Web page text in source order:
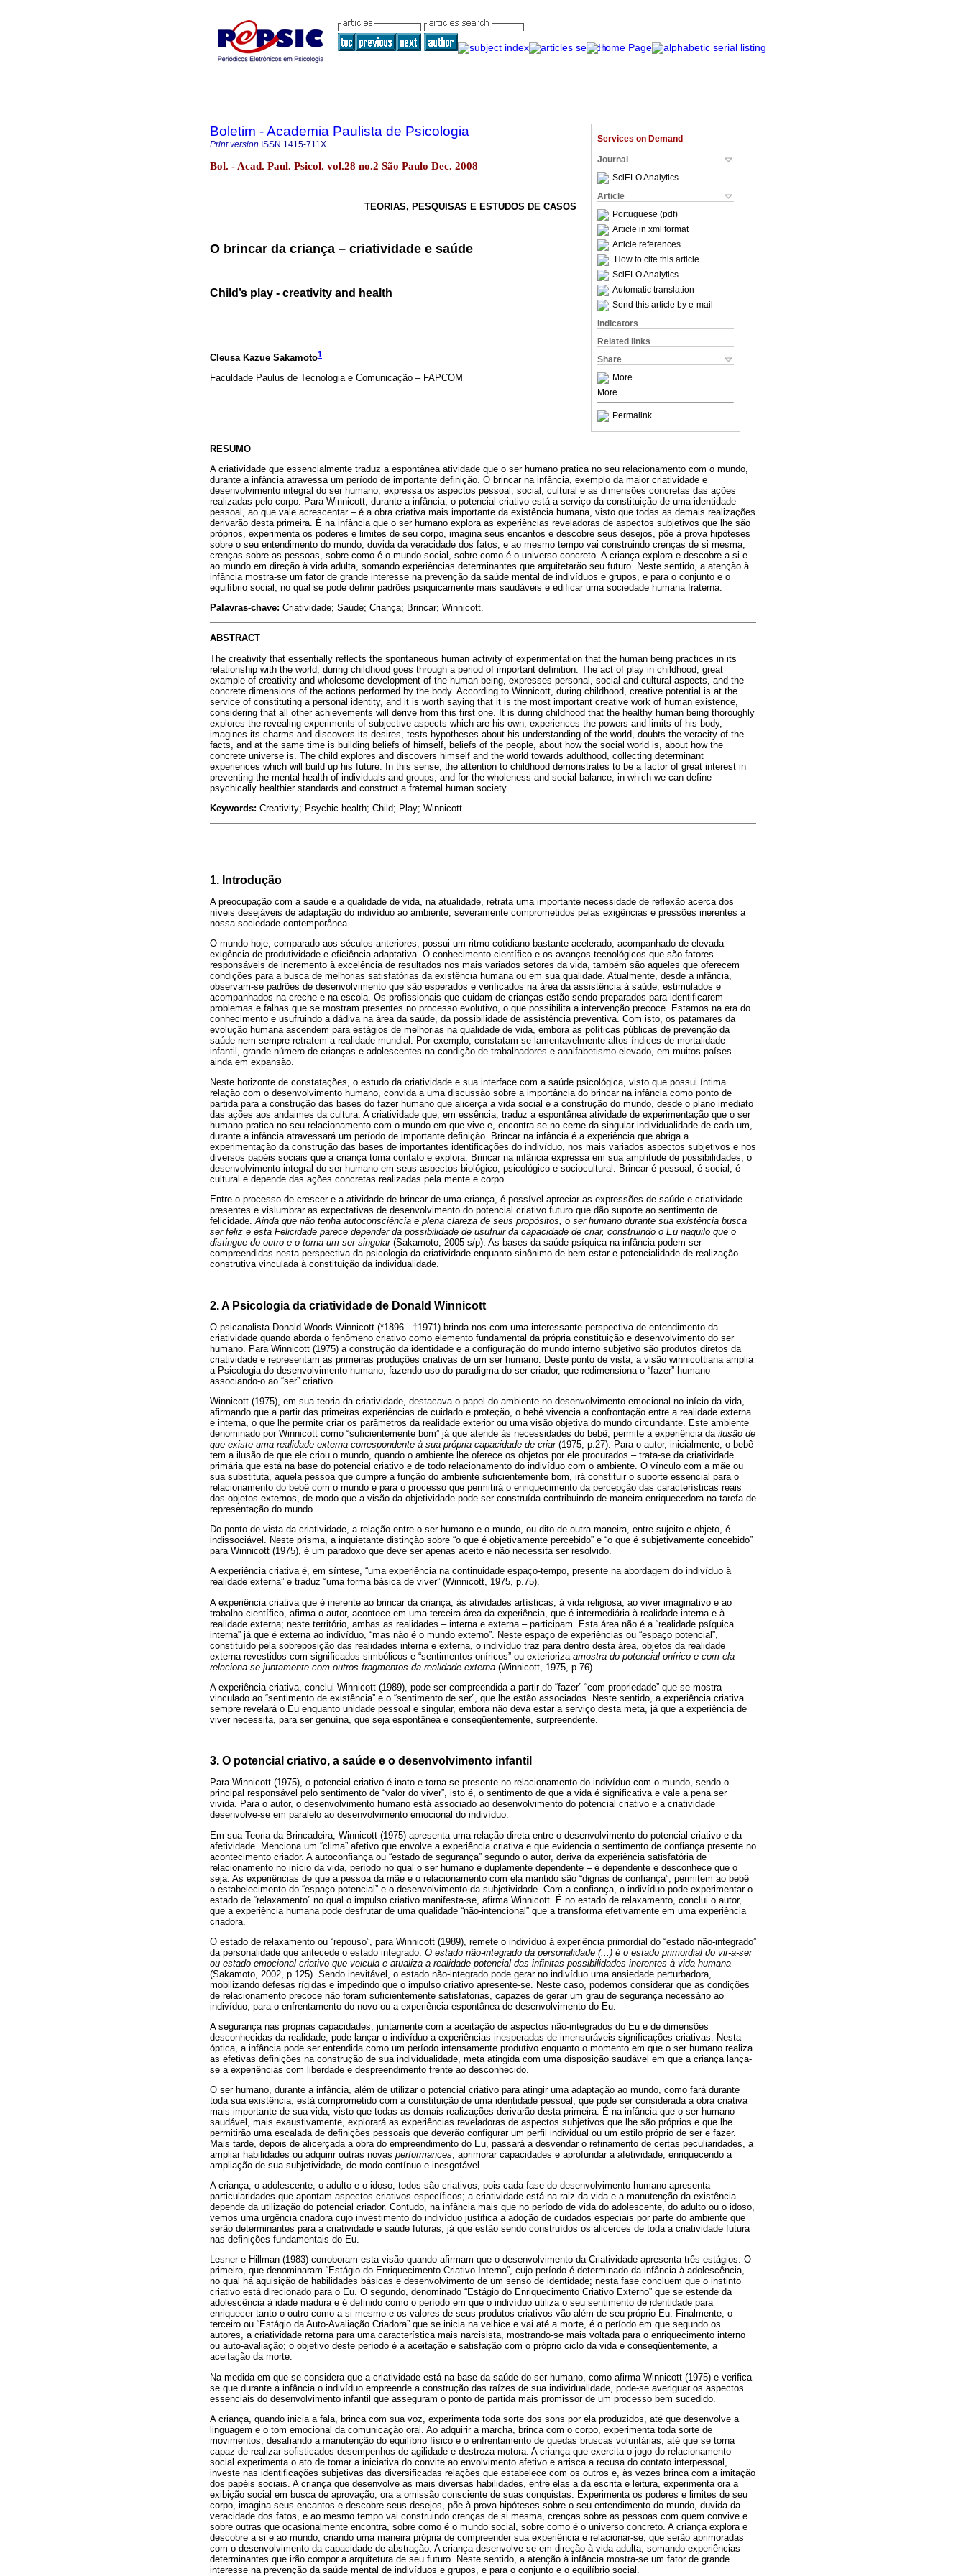
Services on Demand
Journal
SciELO Analytics
Article
Portuguese (pdf)
Article in xml format
Article references
How to cite this article
SciELO Analytics
Automatic translation
Send this article by e-mail
Indicators
Related links
Share
More
More
Permalink
Boletim - Academia Paulista de Psicologia
Print version ISSN 1415-711X
Bol. - Acad. Paul. Psicol. vol.28 no.2 São Paulo Dec. 2008
TEORIAS, PESQUISAS E ESTUDOS DE CASOS
O brincar da criança – criatividade e saúde
Child’s play - creativity and health
Cleusa Kazue Sakamoto1
Faculdade Paulus de Tecnologia e Comunicação – FAPCOM
RESUMO
A criatividade que essencialmente traduz a espontânea atividade que o ser humano pratica no seu relacionamento com o mundo,
durante a infância atravessa um período de importante definição. O brincar na infância, exemplo da maior criatividade e
desenvolvimento integral do ser humano, expressa os aspectos pessoal, social, cultural e as dimensões concretas das ações
realizadas pelo corpo. Para Winnicott, durante a infância, o potencial criativo está a serviço da constituição de uma identidade
pessoal, ao que vale acrescentar – é a obra criativa mais importante da existência humana, visto que todas as demais realizações
derivarão desta primeira. É na infância que o ser humano explora as experiências reveladoras de aspectos subjetivos que lhe são
próprios, experimenta os poderes e limites de seu corpo, imagina seus encantos e descobre seus desejos, põe à prova hipóteses
sobre o seu entendimento do mundo, duvida da veracidade dos fatos, e ao mesmo tempo vai construindo crenças de si mesma,
crenças sobre as pessoas, sobre como é o mundo social, sobre como é o universo concreto. A criança explora e descobre a si e
ao mundo em direção à vida adulta, somando experiências determinantes que arquitetarão seu futuro. Neste sentido, a atenção à
infância mostra-se um fator de grande interesse na prevenção da saúde mental de indivíduos e grupos, e para o conjunto e o
equilíbrio social, no qual se pode definir padrões psiquicamente mais saudáveis e edificar uma sociedade humana fraterna.
Palavras-chave: Criatividade; Saúde; Criança; Brincar; Winnicott.
ABSTRACT
The creativity that essentially reflects the spontaneous human activity of experimentation that the human being practices in its
relationship with the world, during childhood goes through a period of important definition. The act of play in childhood, great
example of creativity and wholesome development of the human being, expresses personal, social and cultural aspects, and the
concrete dimensions of the actions performed by the body. According to Winnicott, during childhood, creative potential is at the
service of constituting a personal identity, and it is worth saying that it is the most important creative work of human existence,
considering that all other achievements will derive from this first one. It is during childhood that the healthy human being thoroughly
explores the revealing experiments of subjective aspects which are his own, experiences the powers and limits of his body,
imagines its charms and discovers its desires, tests hypotheses about his understanding of the world, doubts the veracity of the
facts, and at the same time is building beliefs of himself, beliefs of the people, about how the social world is, about how the
concrete universe is. The child explores and discovers himself and the world towards adulthood, collecting determinant
experiences which will build up his future. In this sense, the attention to childhood demonstrates to be a factor of great interest in
preventing the mental health of individuals and groups, and for the wholeness and social balance, in which we can define
psychically healthier standards and construct a fraternal human society.
Keywords: Creativity; Psychic health; Child; Play; Winnicott.
1. Introdução
A preocupação com a saúde e a qualidade de vida, na atualidade, retrata uma importante necessidade de reflexão acerca dos
níveis desejáveis de adaptação do indivíduo ao ambiente, severamente comprometidos pelas exigências e pressões inerentes a
nossa sociedade contemporânea.
O mundo hoje, comparado aos séculos anteriores, possui um ritmo cotidiano bastante acelerado, acompanhado de elevada
exigência de produtividade e eficiência adaptativa. O conhecimento científico e os avanços tecnológicos que são fatores
responsáveis de incremento à excelência de resultados nos mais variados setores da vida, também são aqueles que oferecem
condições para a busca de melhorias satisfatórias da existência humana ou em sua qualidade. Atualmente, desde a infância,
observam-se padrões de desenvolvimento que são esperados e verificados na área da assistência à saúde, estimulados e
acompanhados na creche e na escola. Os profissionais que cuidam de crianças estão sendo preparados para identificarem
problemas e falhas que se mostram presentes no processo evolutivo, o que possibilita a intervenção precoce. Estamos na era do
conhecimento e usufruindo a dádiva na área da saúde, da possibilidade de assistência preventiva. Com isto, os patamares da
evolução humana ascendem para estágios de melhorias na qualidade de vida, embora as políticas públicas de prevenção da
saúde nem sempre retratem a realidade mundial. Por exemplo, constatam-se lamentavelmente altos índices de mortalidade
infantil, grande número de crianças e adolescentes na condição de trabalhadores e analfabetismo elevado, em muitos países
ainda em expansão.
Neste horizonte de constatações, o estudo da criatividade e sua interface com a saúde psicológica, visto que possui íntima
relação com o desenvolvimento humano, convida a uma discussão sobre a importância do brincar na infância como ponto de
partida para a construção das bases do fazer humano que alicerça a vida social e a construção do mundo, desde o plano imediato
das ações aos andaimes da cultura. A criatividade que, em essência, traduz a espontânea atividade de experimentação que o ser
humano pratica no seu relacionamento com o mundo em que vive e, encontra-se no cerne da singular individualidade de cada um,
durante a infância atravessará um período de importante definição. Brincar na infância é a experiência que abriga a
experimentação da construção das bases de importantes identificações do indivíduo, nos mais variados aspectos subjetivos e nos
diversos papéis sociais que a criança toma contato e explora. Brincar na infância expressa em sua amplitude de possibilidades, o
desenvolvimento integral do ser humano em seus aspectos biológico, psicológico e sociocultural. Brincar é pessoal, é social, é
cultural e depende das ações concretas realizadas pela mente e corpo.
Entre o processo de crescer e a atividade de brincar de uma criança, é possível apreciar as expressões de saúde e criatividade
presentes e vislumbrar as expectativas de desenvolvimento do potencial criativo futuro que dão suporte ao sentimento de
felicidade.Ainda que não tenha autoconsciência e plena clareza de seus propósitos, o ser humano durante sua existência busca
ser feliz e esta Felicidade parece depender da possibilidade de usufruir da capacidade de criar, construindo o Eu naquilo que o
distingue do outro e o torna um ser singular(Sakamoto, 2005 s/p). As bases da saúde psíquica na infância podem ser
compreendidas nesta perspectiva da psicologia da criatividade enquanto sinônimo de bem-estar e potencialidade de realização
construtiva vinculada à constituição da individualidade.
2. A Psicologia da criatividade de Donald Winnicott
O psicanalista Donald Woods Winnicott (*1896 - †1971) brinda-nos com uma interessante perspectiva de entendimento da
criatividade quando aborda o fenômeno criativo como elemento fundamental da própria constituição e desenvolvimento do ser
humano. Para Winnicott (1975) a construção da identidade e a configuração do mundo interno subjetivo são produtos diretos da
criatividade e representam as primeiras produções criativas de um ser humano. Deste ponto de vista, a visão winnicottiana amplia
a Psicologia do desenvolvimento humano, fazendo uso do paradigma do ser criador, que redimensiona o “fazer” humano
associando-o ao “ser” criativo.
Winnicott (1975), em sua teoria da criatividade, destacava o papel do ambiente no desenvolvimento emocional no início da vida,
afirmando que a partir das primeiras experiências de cuidado e proteção, o bebê vivencia a confrontação entre a realidade externa
e interna, o que lhe permite criar os parâmetros da realidade exterior ou uma visão objetiva do mundo circundante. Este ambiente
denominado por Winnicott como “suficientemente bom” já que atende às necessidades do bebê, permite a experiência da ilusão de
que existe uma realidade externa correspondente à sua própria capacidade de criar(1975, p.27). Para o autor, inicialmente, o bebê
tem a ilusão de que ele criou o mundo, quando o ambiente lhe oferece os objetos por ele procurados – trata-se da criatividade
primária que está na base do potencial criativo e de todo relacionamento do indivíduo com o ambiente. O vínculo com a mãe ou
sua substituta, aquela pessoa que cumpre a função do ambiente suficientemente bom, irá constituir o suporte essencial para o
relacionamento do bebê com o mundo e para o processo que permitirá o enriquecimento da percepção das características reais
dos objetos externos, de modo que a visão da objetividade pode ser construída contribuindo de maneira enriquecedora na tarefa de
representação do mundo.
Do ponto de vista da criatividade, a relação entre o ser humano e o mundo, ou dito de outra maneira, entre sujeito e objeto, é
indissociável. Neste prisma, a inquietante distinção sobre “o que é objetivamente percebido” e “o que é subjetivamente concebido”
para Winnicott (1975), é um paradoxo que deve ser apenas aceito e não necessita ser resolvido.
A experiência criativa é, em síntese, “uma experiência na continuidade espaço-tempo, presente na abordagem do indivíduo à
realidade externa” e traduz “uma forma básica de viver” (Winnicott, 1975, p.75).
A experiência criativa que é inerente ao brincar da criança, às atividades artísticas, à vida religiosa, ao viver imaginativo e ao
trabalho científico, afirma o autor, acontece em uma terceira área da experiência, que é intermediária à realidade interna e à
realidade externa; neste território, ambas as realidades – interna e externa – participam. Esta área não é a “realidade psíquica
interna” já que é externa ao indivíduo, “mas não é o mundo externo”. Neste espaço de experiências ou “espaço potencial”,
constituído pela sobreposição das realidades interna e externa, o indivíduo traz para dentro desta área, objetos da realidade
externa revestidos com significados simbólicos e “sentimentos oníricos” ou exterioriza amostra do potencial onírico e com ela
relaciona-se juntamente com outros fragmentos da realidade externa (Winnicott, 1975, p.76).
A experiência criativa, conclui Winnicott (1989), pode ser compreendida a partir do “fazer” “com propriedade” que se mostra
vinculado ao “sentimento de existência” e o “sentimento de ser”, que lhe estão associados. Neste sentido, a experiência criativa
sempre revelará o Eu enquanto unidade pessoal e singular, embora não deva estar a serviço desta meta, já que a experiência de
viver necessita, para ser genuína, que seja espontânea e conseqüentemente, surpreendente.
3. O potencial criativo, a saúde e o desenvolvimento infantil
Para Winnicott (1975), o potencial criativo é inato e torna-se presente no relacionamento do indivíduo com o mundo, sendo o
principal responsável pelo sentimento de “valor do viver”, isto é, o sentimento de que a vida é significativa e vale a pena ser
vivida. Para o autor, o desenvolvimento humano está associado ao desenvolvimento do potencial criativo e a criatividade
desenvolve-se em paralelo ao desenvolvimento emocional do indivíduo.
Em sua Teoria da Brincadeira, Winnicott (1975) apresenta uma relação direta entre o desenvolvimento do potencial criativo e da
afetividade. Menciona um “clima” afetivo que envolve a experiência criativa e que evidencia o sentimento de confiança presente no
acontecimento criador. A autoconfiança ou “estado de segurança” segundo o autor, deriva da experiência satisfatória de
relacionamento no início da vida, período no qual o ser humano é duplamente dependente – é dependente e desconhece que o
seja. As experiências de que a pessoa da mãe e o relacionamento com ela mantido são “dignas de confiança”, permitem ao bebê
o estabelecimento do “espaço potencial” e o desenvolvimento da subjetividade. Com a confiança, o indivíduo pode experimentar o
estado de “relaxamento” no qual o impulso criativo manifesta-se, afirma Winnicott. É no estado de relaxamento, conclui o autor,
que a experiência humana pode desfrutar de uma qualidade “não-intencional” que a transforma efetivamente em uma experiência
criadora.
O estado de relaxamento ou “repouso”, para Winnicott (1989), remete o indivíduo à experiência primordial do “estado não-integrado”
da personalidade que antecede o estado integrado. O estado não-integrado da personalidade (...) é o estado primordial do vir-a-ser
ou estado emocional criativo que veicula e atualiza a realidade potencial das infinitas possibilidades inerentes à vida humana
(Sakamoto, 2002, p.125). Sendo inevitável, o estado não-integrado pode gerar no indivíduo uma ansiedade perturbadora,
mobilizando defesas rígidas e impedindo que o impulso criativo apresente-se. Neste caso, podemos considerar que as condições
de relacionamento precoce não foram suficientemente satisfatórias, capazes de gerar um grau de segurança necessário ao
indivíduo, para o enfrentamento do novo ou a experiência espontânea de desenvolvimento do Eu.
A segurança nas próprias capacidades, juntamente com a aceitação de aspectos não-integrados do Eu e de dimensões
desconhecidas da realidade, pode lançar o indivíduo a experiências inesperadas de imensuráveis significações criativas. Nesta
óptica, a infância pode ser entendida como um período intensamente produtivo enquanto o momento em que o ser humano realiza
as efetivas definições na construção de sua individualidade, meta atingida com uma disposição saudável em que a criança lança-
se a experiências com liberdade e despreendimento frente ao desconhecido.
O ser humano, durante a infância, além de utilizar o potencial criativo para atingir uma adaptação ao mundo, como fará durante
toda sua existência, está comprometido com a constituição de uma identidade pessoal, que pode ser considerada a obra criativa
mais importante de sua vida, visto que todas as demais realizações derivarão desta primeira. É na infância que o ser humano
saudável, mais exaustivamente, explorará as experiências reveladoras de aspectos subjetivos que lhe são próprios e que lhe
permitirão uma escalada de definições pessoais que deverão configurar um perfil individual ou um estilo próprio de ser e fazer.
Mais tarde, depois de alicerçada a obra do empreendimento do Eu, passará a desvendar o refinamento de certas peculiaridades, a
ampliar habilidades ou adquirir outras novas performances, aprimorar capacidades e aprofundar a afetividade, enriquecendo a
ampliação de sua subjetividade, de modo contínuo e inesgotável.
A criança, o adolescente, o adulto e o idoso, todos são criativos, pois cada fase do desenvolvimento humano apresenta
particularidades que apontam aspectos criativos específicos; a criatividade está na raiz da vida e a manutenção da existência
depende da utilização do potencial criador. Contudo, na infância mais que no período de vida do adolescente, do adulto ou o idoso,
vemos uma urgência criadora cujo investimento do indivíduo justifica a adoção de cuidados especiais por parte do ambiente que
serão determinantes para a criatividade e saúde futuras, já que estão sendo construídos os alicerces de toda a criatividade futura
nas definições fundamentais do Eu.
Lesner e Hillman (1983) corroboram esta visão quando afirmam que o desenvolvimento da Criatividade apresenta três estágios. O
primeiro, que denominaram “Estágio do Enriquecimento Criativo Interno”, cujo período é determinado da infância à adolescência,
no qual há aquisição de habilidades básicas e desenvolvimento de um senso de identidade; nesta fase concluem que o instinto
criativo está direcionado para o Eu. O segundo, denominado “Estágio do Enriquecimento Criativo Externo” que se estende da
adolescência à idade madura e é definido como o período em que o indivíduo utiliza o seu sentimento de identidade para
enriquecer tanto o outro como a si mesmo e os valores de seus produtos criativos vão além de seu próprio Eu. Finalmente, o
terceiro ou “Estágio da Auto-Avaliação Criadora” que se inicia na velhice e vai até a morte, é o período em que segundo os
autores, a criatividade retorna para uma característica mais narcisista, mostrando-se mais voltada para o enriquecimento interno
ou auto-avaliação; o objetivo deste período é a aceitação e satisfação com o próprio ciclo da vida e conseqüentemente, a
aceitação da morte.
Na medida em que se considera que a criatividade está na base da saúde do ser humano, como afirma Winnicott (1975) e verifica-
se que durante a infância o indivíduo empreende a construção das raízes de sua individualidade, pode-se averiguar os aspectos
essenciais do desenvolvimento infantil que asseguram o ponto de partida mais promissor de um processo bem sucedido.
A criança, quando inicia a fala, brinca com sua voz, experimenta toda sorte dos sons por ela produzidos, até que desenvolve a
linguagem e o tom emocional da comunicação oral. Ao adquirir a marcha, brinca com o corpo, experimenta toda sorte de
movimentos, desafiando a manutenção do equilíbrio físico e o enfrentamento de quedas bruscas voluntárias, até que se torna
capaz de realizar sofisticados desempenhos de agilidade e destreza motora. A criança que exercita o jogo do relacionamento
social experimenta o ato de tomar a iniciativa do convite ao envolvimento afetivo e arrisca a recusa do contato interpessoal,
investe nas identificações subjetivas das diversificadas relações que estabelece com os outros e, às vezes brinca com a imitação
dos papéis sociais. A criança que desenvolve as mais diversas habilidades, entre elas a da escrita e leitura, experimenta ora a
exibição social em busca de aprovação, ora a omissão consciente de suas conquistas. Experimenta os poderes e limites de seu
corpo, imagina seus encantos e descobre seus desejos, põe à prova hipóteses sobre o seu entendimento do mundo, duvida da
veracidade dos fatos, e ao mesmo tempo vai construindo crenças de si mesma, crenças sobre as pessoas com quem convive e
sobre outras que ocasionalmente encontra, sobre como é o mundo social, sobre como é o universo concreto. A criança explora e
descobre a si e ao mundo, criando uma maneira própria de compreender sua experiência e relacionar-se, que serão aprimoradas
com o desenvolvimento da capacidade de abstração. A criança desenvolve-se em direção à vida adulta, somando experiências
determinantes que irão compor a arquitetura de seu futuro. Neste sentido, a atenção à infância mostra-se um fator de grande
interesse na prevenção da saúde mental de indivíduos e grupos, e para o conjunto e o equilíbrio social.